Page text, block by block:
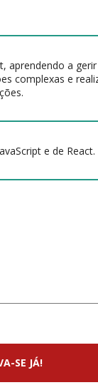
aprendendo a
complexas e
e de React.
SE JÁ!